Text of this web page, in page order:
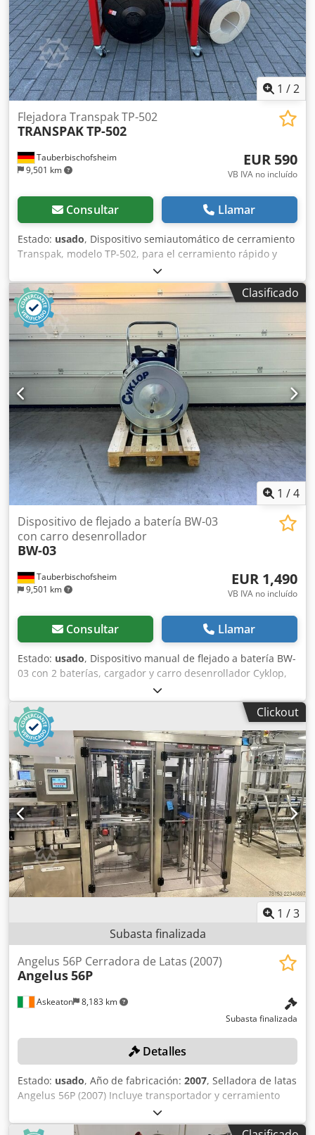
1 /2
Tauberbischofsheim
9,501 km
Flejadora Transpak TP-502
TRANSPAKTP-502
EUR 590
VB IVA no incluído
Consultar Llamar
Estado: usado, Dispositivo semiautomático de cerramiento
Transpak, modelo TP-502, para el cerramiento rápido y
seguro de cajas, paquetes y unidades de mercancía con
cinta de plástico. La máquina sella y tensa la cinta de
cerramiento automáticamente y es adecuada para su uso
eficiente en departamentos de envío, almacenes y áreas
de embalaje, cinta incluida. Datos técnicos: - Ancho de la
cinta: 6 - 13 mm - Tamaño de la mesa: 850 x 560 mm
Chjdpfxozrx Rvo Agvsa - Altura de trabajo: aprox. 780 mm -
Conexión eléctrica: 230 V - Envío: 69,00 €
Clasificado
1 /4
Tauberbischofsheim
9,501 km
Dispositivo de flejado a batería BW-03
con carro desenrollador
BW-03
EUR 1,490
VB IVA no incluído
Consultar Llamar
Estado: usado, Dispositivo manual de flejado a batería BW-
03 con 2 baterías, cargador y carro desenrollador Cyklop,
además de 2,5 rollos de fleje. Chodpfxjzrx Nxs Agvsa
Clickout
1 /3
Subasta finalizada
Askeaton 8,183 km
Angelus 56P Cerradora de Latas (2007)
Angelus56P
Subasta finalizada
Detalles
Estado: usado, Año de fabricación: 2007, Selladora de latas
Angelus 56P (2007) Incluye transportador y cerramiento
asociados. Chjdpfx Agozl Ufvsvea Tenga en cuenta que los
elementos de este lote 30466-371 se ofrecen